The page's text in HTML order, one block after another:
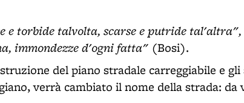
e torbide talvolta, scarse e putride tal'altra",
immondezze d'ogni fatta" (Bosi).
del piano stradale carreggiabile e
verrà cambiato il nome della strada: da